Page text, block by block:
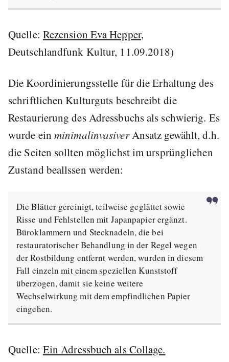
Quelle: Rezension Eva Hepper,
Deutschlandfunk Kultur, 11.09.2018)
Die Koordinierungsstelle für die Erhaltung des
schriftlichen Kulturguts beschreibt die
Restaurierung des Adressbuchs als schwierig. Es
wurde ein minimalinvasiverAnsatz gewählt, d.h.
die Seiten sollten möglichst im ursprünglichen
Zustand beallssen werden:
Die Blätter gereinigt, teilweise geglättet sowie
Risse und Fehlstellen mit Japanpapier ergänzt.
Büroklammern und Stecknadeln, die bei
restauratorischer Behandlung in der Regel wegen
der Rostbildung entfernt werden, wurden in diesem
Fall einzeln mit einem speziellen Kunststoff
überzogen, damit sie keine weitere
Wechselwirkung mit dem empfindlichen Papier
eingehen.
Quelle: Ein Adressbuch als Collage.